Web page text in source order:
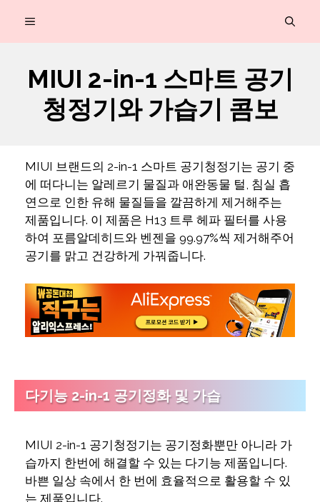
MENU
MIUI 2-in-1 스마트 공기
청정기와 가습기 콤보
MIUI 브랜드의 2-in-1 스마트 공기청정기는 공기 중
에 떠다니는 알레르기 물질과 애완동물 털, 침실 흡
연으로 인한 유해 물질들을 깔끔하게 제거해주는
제품입니다. 이 제품은 H13 트루 헤파 필터를 사용
하여 포름알데히드와 벤젠을 99.97%씩 제거해주어
공기를 맑고 건강하게 가꿔줍니다.
다기능 2-in-1 공기정화 및 가습
MIUI 2-in-1 공기청정기는 공기정화뿐만 아니라 가
습까지 한번에 해결할 수 있는 다기능 제품입니다.
바쁜 일상 속에서 한 번에 효율적으로 활용할 수 있
는 제품입니다.